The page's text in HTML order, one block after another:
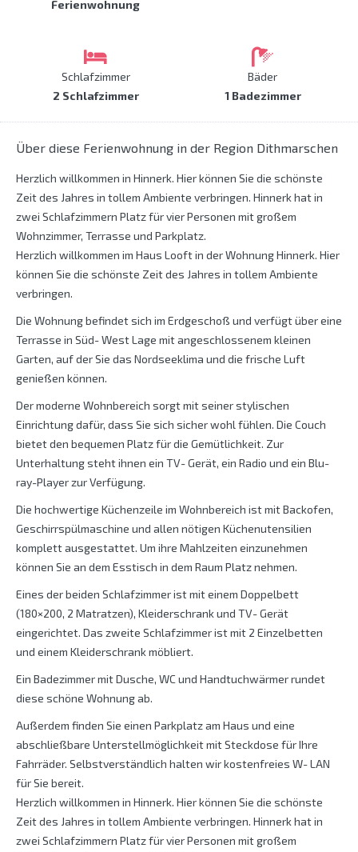
Ferienwohnung
Schlafzimmer
2 Schlafzimmer
Bäder
1 Badezimmer
Über diese Ferienwohnung in der Region Dithmarschen
Herzlich willkommen in Hinnerk. Hier können Sie die schönste
Zeit des Jahres in tollem Ambiente verbringen. Hinnerk hat in
zwei Schlafzimmern Platz für vier Personen mit großem
Wohnzimmer, Terrasse und Parkplatz.
Herzlich willkommen im Haus Looft in der Wohnung Hinnerk. Hier
können Sie die schönste Zeit des Jahres in tollem Ambiente
verbringen.
Die Wohnung befindet sich im Erdgeschoß und verfügt über eine
Terrasse in Süd- West Lage mit angeschlossenem kleinen
Garten, auf der Sie das Nordseeklima und die frische Luft
genießen können.
Der moderne Wohnbereich sorgt mit seiner stylischen
Einrichtung dafür, dass Sie sich sicher wohl fühlen. Die Couch
bietet den bequemen Platz für die Gemütlichkeit. Zur
Unterhaltung steht ihnen ein TV- Gerät, ein Radio und ein Blu-
ray-Player zur Verfügung.
Die hochwertige Küchenzeile im Wohnbereich ist mit Backofen,
Geschirrspülmaschine und allen nötigen Küchenutensilien
komplett ausgestattet. Um ihre Mahlzeiten einzunehmen
können Sie an dem Esstisch in dem Raum Platz nehmen.
Eines der beiden Schlafzimmer ist mit einem Doppelbett
(180×200, 2 Matratzen), Kleiderschrank und TV- Gerät
eingerichtet. Das zweite Schlafzimmer ist mit 2 Einzelbetten
und einem Kleiderschrank möbliert.
Ein Badezimmer mit Dusche, WC und Handtuchwärmer rundet
diese schöne Wohnung ab.
Außerdem finden Sie einen Parkplatz am Haus und eine
abschließbare Unterstellmöglichkeit mit Steckdose für Ihre
Fahrräder. Selbstverständlich halten wir kostenfreies W- LAN
für Sie bereit.
Herzlich willkommen in Hinnerk. Hier können Sie die schönste
Zeit des Jahres in tollem Ambiente verbringen. Hinnerk hat in
zwei Schlafzimmern Platz für vier Personen mit großem